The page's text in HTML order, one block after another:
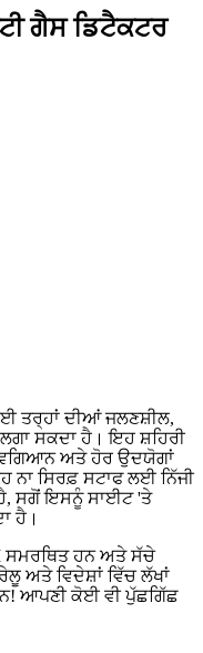
ਗੈਸ ਡਿਟੈਕਟਰ
ਤਰ੍ਹਾਂ ਦੀਆਂ ਜਲਣਸ਼ੀਲ,
ਸਕਦਾ ਹੈ। ਇਹ ਸ਼ਹਿਰੀ
ਅਤੇ ਹੋਰ ਉਦਯੋਗਾਂ
ਨਾ ਸਿਰਫ਼ ਸਟਾਫ ਲਈ ਨਿੱਜੀ
ਸਗੋਂ ਇਸਨੂੰ ਸਾਈਟ 'ਤੇ
ਹੈ।
ਸਮਰਥਿਤ ਹਨ ਅਤੇ ਸੱਚੇ
ਅਤੇ ਵਿਦੇਸ਼ਾਂ ਵਿੱਚ ਲੱਖਾਂ
ਆਪਣੀ ਕੋਈ ਵੀ ਪੁੱਛਗਿੱਛ